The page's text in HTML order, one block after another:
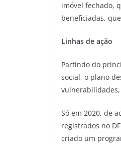
imóvel fechado,
beneficiadas,
Linhas de ação
Partindo do
social, o plano
Só em 2020, de
registrados no
criado um